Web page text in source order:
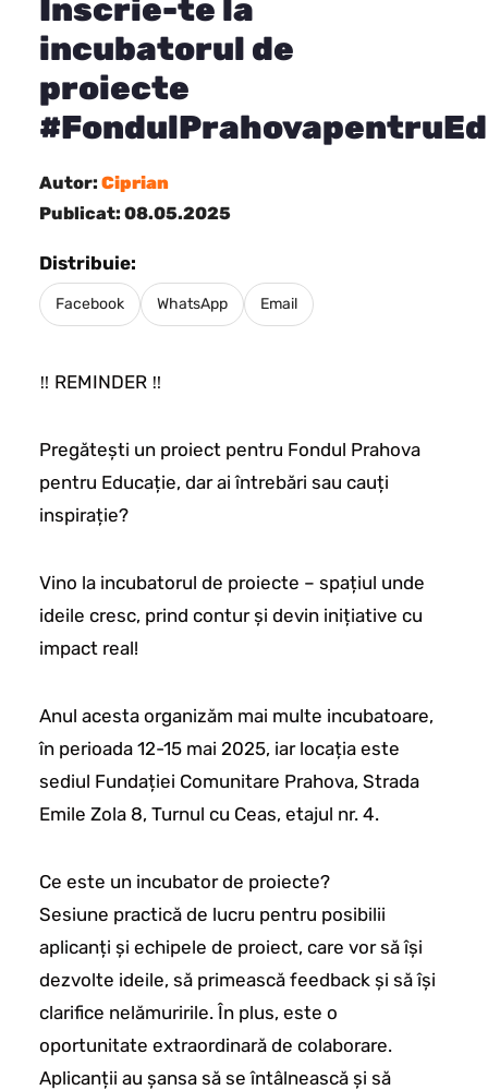
Înscrie-te la
incubatorul de
proiecte
Autor: Ciprian
Publicat: 08.05.2025
Distribuie:
Facebook WhatsApp Email
‼ REMINDER ‼
Pregătești un proiect pentru Fondul Prahova
pentru Educație, dar ai întrebări sau cauți
inspirație?
Vino la incubatorul de proiecte – spațiul unde
ideile cresc, prind contur și devin inițiative cu
impact real!
Anul acesta organizăm mai multe incubatoare,
în perioada 12-15 mai 2025, iar locația este
sediul Fundației Comunitare Prahova, Strada
Emile Zola 8, Turnul cu Ceas, etajul nr. 4.
Ce este un incubator de proiecte?
Sesiune practică de lucru pentru posibilii
aplicanți și echipele de proiect, care vor să își
dezvolte ideile, să primească feedback și să își
clarifice nelămuririle. În plus, este o
oportunitate extraordinară de colaborare.
Aplicanții au șansa să se întâlnească și să